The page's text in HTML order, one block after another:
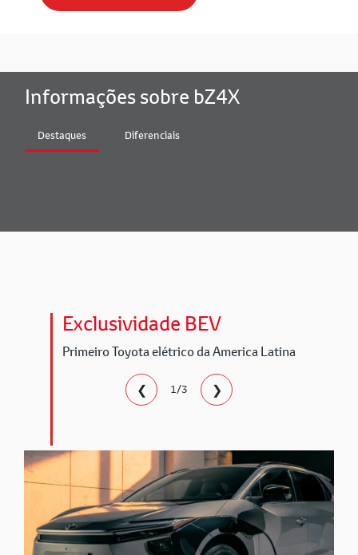
Informações sobre bZ4X
Destaques Diferenciais
Exclusividade BEV
Primeiro Toyota elétrico da America Latina
❮ 1/3 ❯